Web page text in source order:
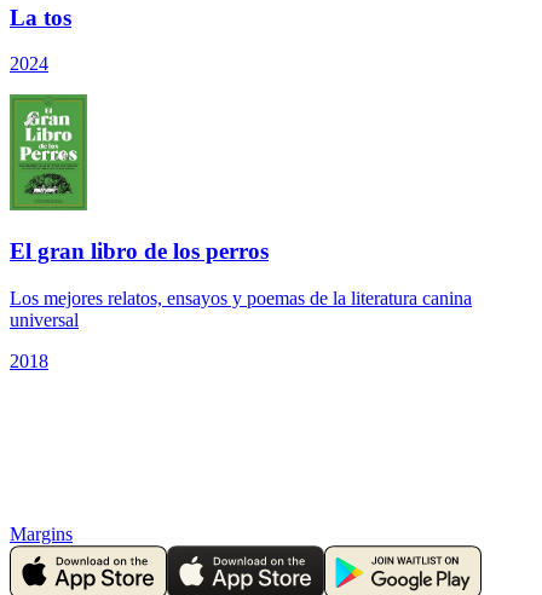
La tos
2024
El gran libro de los perros
Los mejores relatos, ensayos y poemas de la literatura canina
universal
2018
Margins